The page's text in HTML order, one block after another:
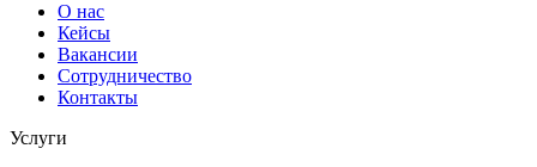
О нас
Кейсы
Вакансии
Сотрудничество
Контакты
Услуги